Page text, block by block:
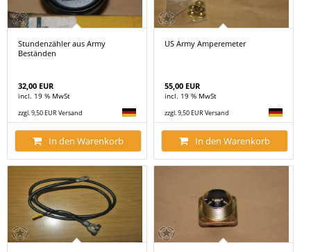
Stundenzähler aus Army
Beständen
32,00 EUR
incl. 19 % MwSt
zzgl. 9,50 EUR Versand
In den Warenkorb
US Army Amperemeter
55,00 EUR
incl. 19 % MwSt
zzgl. 9,50 EUR Versand
In den Warenkorb